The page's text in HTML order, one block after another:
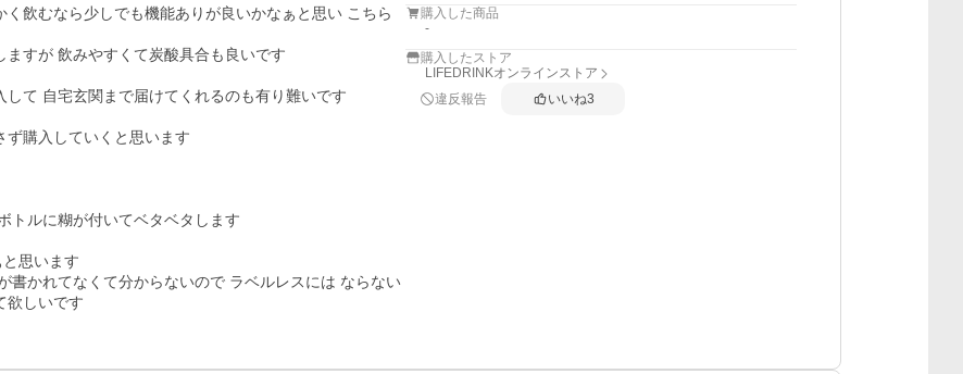
飲むなら少しでも機能ありが良いかなぁと思い こちら
すが 飲みやすくて炭酸具合も良いです
て 自宅玄関まで届けてくれるのも有り難いです
ず購入していくと思います
トルに糊が付いてベタベタします
思います
書かれてなくて分からないので ラベルレスには ならない
欲しいです
購入した商品
-
購入したストア
LIFEDRINKオンラインストア
違反報告
いいね3